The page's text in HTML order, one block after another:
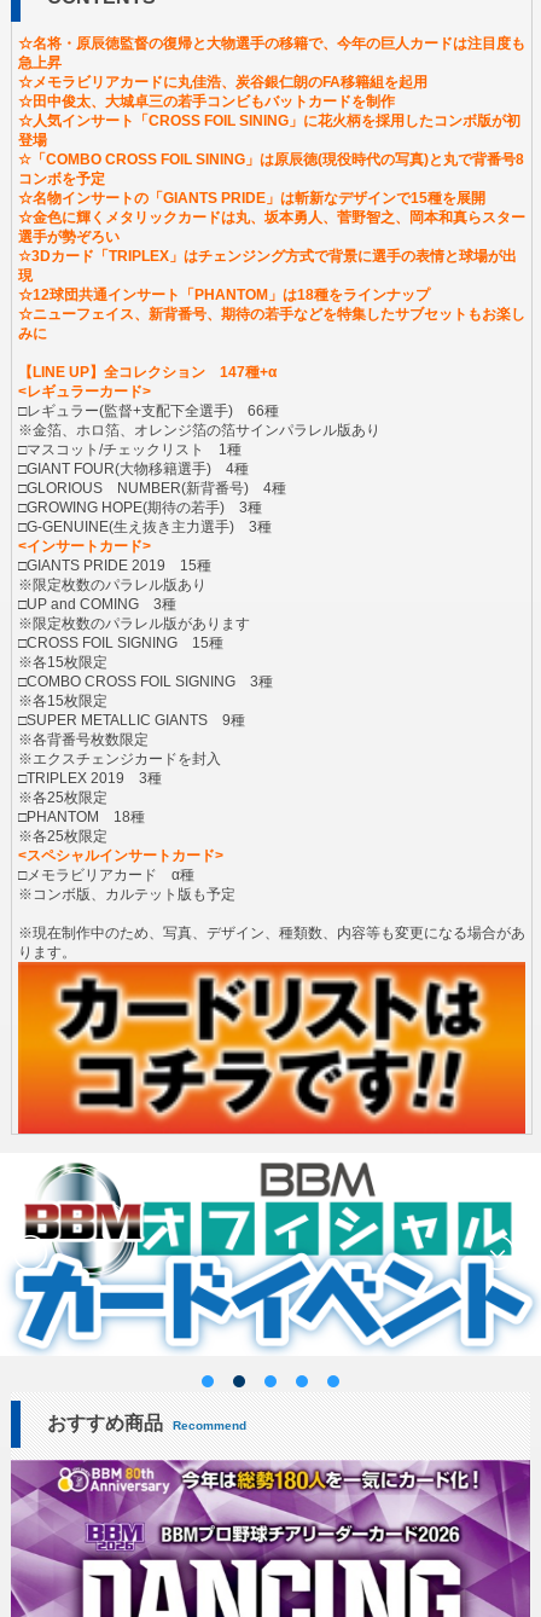
☆名将・原辰徳監督の復帰と大物選手の移籍で、今年の巨人カードは注目度も
急上昇
☆メモラビリアカードに丸佳浩、炭谷銀仁朗のFA移籍組を起用
☆田中俊太、大城卓三の若手コンビもバットカードを制作
☆人気インサート「CROSS FOIL SINING」に花火柄を採用したコンボ版が初
登場
☆「COMBO CROSS FOIL SINING」は原辰徳(現役時代の写真)と丸で背番号8
コンボを予定
☆名物インサートの「GIANTS PRIDE」は斬新なデザインで15種を展開
☆金色に輝くメタリックカードは丸、坂本勇人、菅野智之、岡本和真らスター
選手が勢ぞろい
☆3Dカード「TRIPLEX」はチェンジング方式で背景に選手の表情と球場が出
現
☆12球団共通インサート「PHANTOM」は18種をラインナップ
☆ニューフェイス、新背番号、期待の若手などを特集したサブセットもお楽し
みに
【LINE UP】全コレクション 147種+α
<レギュラーカード>
□レギュラー(監督+支配下全選手) 66種
※金箔、ホロ箔、オレンジ箔の箔サインパラレル版あり
□マスコット/チェックリスト 1種
□GIANT FOUR(大物移籍選手) 4種
□GLORIOUS NUMBER(新背番号) 4種
□GROWING HOPE(期待の若手) 3種
□G-GENUINE(生え抜き主力選手) 3種
<インサートカード>
□GIANTS PRIDE 2019 15種
※限定枚数のパラレル版あり
□UP and COMING 3種
※限定枚数のパラレル版があります
□CROSS FOIL SIGNING 15種
※各15枚限定
□COMBO CROSS FOIL SIGNING 3種
※各15枚限定
□SUPER METALLIC GIANTS 9種
※各背番号枚数限定
※エクスチェンジカードを封入
□TRIPLEX 2019 3種
※各25枚限定
□PHANTOM 18種
※各25枚限定
<スペシャルインサートカード>
□メモラビリアカード α種
※コンボ版、カルテット版も予定
※現在制作中のため、写真、デザイン、種類数、内容等も変更になる場合があ
ります。
おすすめ商品 Recommend